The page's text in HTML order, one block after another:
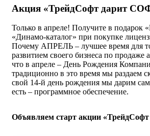
Акция «ТрейдСофт дарит
Только в апреле! Получите в подарок
«Динамо-каталог» при покупке
Почему АПРЕЛЬ – лучшее время для
развитием своего бизнеса по продаже
что в апреле – День Рождения
традиционно в это время мы раздаем
свой 14-й день рождения мы дарим
есть – программное обеспечение.
Объявляем старт акции